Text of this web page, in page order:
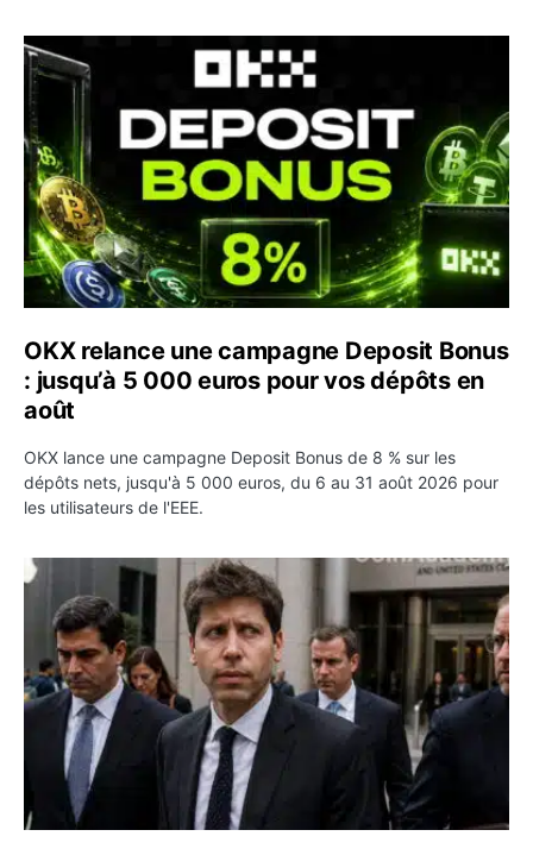
OKX relance une campagne Deposit Bonus : jusqu’à 5
OKX relance une campagne Deposit Bonus
: jusqu’à 5 000 euros pour vos dépôts en
août
OKX lance une campagne Deposit Bonus de 8 % sur les
dépôts nets, jusqu'à 5 000 euros, du 6 au 31 août 2026 pour
les utilisateurs de l'EEE.
OpenAI demande le rejet de la plainte d’Apple et